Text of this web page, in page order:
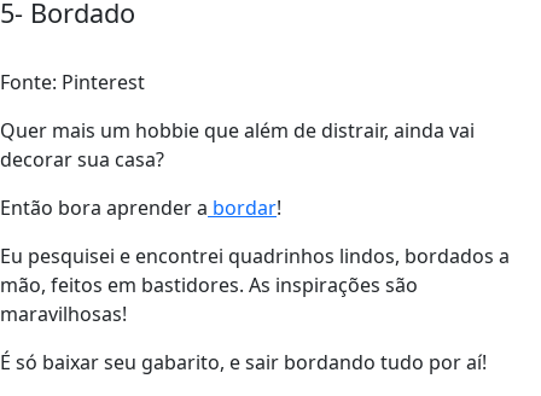
5- Bordado
Fonte: Pinterest
Quer mais um hobbie que além de distrair, ainda vai
decorar sua casa?
Então bora aprender a bordar!
Eu pesquisei e encontrei quadrinhos lindos, bordados a
mão, feitos em bastidores. As inspirações são
maravilhosas!
É só baixar seu gabarito, e sair bordando tudo por aí!